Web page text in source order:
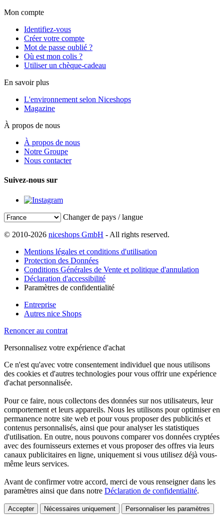
Mon compte
Identifiez-vous
Créer votre compte
Mot de passe oublié ?
Où est mon colis ?
Utiliser un chèque-cadeau
En savoir plus
L'environnement selon Niceshops
Magazine
À propos de nous
À propos de nous
Notre Groupe
Nous contacter
Suivez-nous sur
Changer de pays / langue
© 2010-2026 niceshops GmbH - All rights reserved.
Mentions légales et conditions d'utilisation
Protection des Données
Conditions Générales de Vente et politique d'annulation
Déclaration d'accessibilité
Paramètres de confidentialité
Entreprise
Autres nice Shops
Renoncer au contrat
Personnalisez votre expérience d'achat
Ce n'est qu'avec votre consentement individuel que nous utilisons
des cookies et d'autres technologies pour vous offrir une expérience
d'achat personnalisée.
Pour ce faire, nous collectons des données sur nos utilisateurs, leur
comportement et leurs appareils. Nous les utilisons pour optimiser en
permanence notre site web et pour vous proposer des publicités et
contenus personnalisés, ainsi que pour analyser les statistiques
d'utilisation. En outre, nous pouvons comparer vos données cryptées
avec des fournisseurs externes et vous proposer des offres via leurs
canaux publicitaires en ligne, uniquement si vous utilisez déjà vous-
même leurs services.
Avant de confirmer votre accord, merci de vous renseigner dans les
paramètres ainsi que dans notre Déclaration de confidentialité.
Accepter Nécessaires uniquement Personnaliser les paramètres